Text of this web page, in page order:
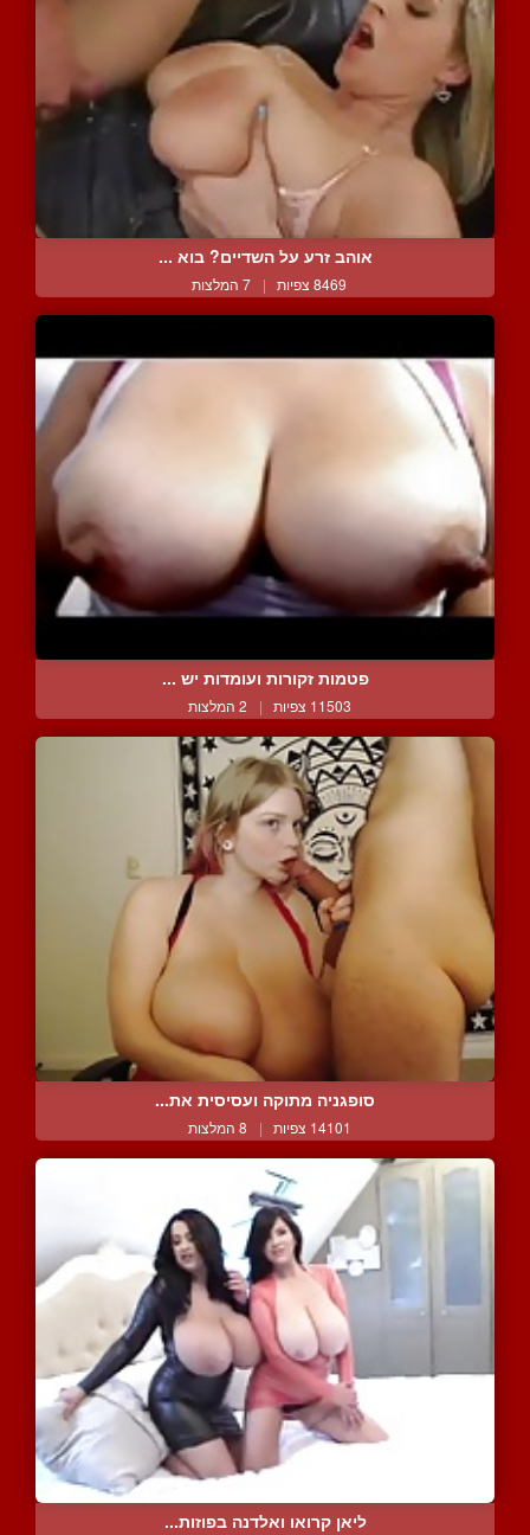
אוהב זרע על השדיים? בוא ...
8469 צפיות | 7 המלצות
פטמות זקורות ועומדות יש ...
11503 צפיות | 2 המלצות
סופגניה מתוקה ועסיסית את...
14101 צפיות | 8 המלצות
ליאן קרואו ואלדנה בפוזות...